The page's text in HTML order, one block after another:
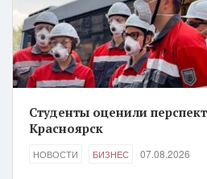
Студенты оценили
Красноярск
НОВОСТИ БИЗНЕС 07.08.2026